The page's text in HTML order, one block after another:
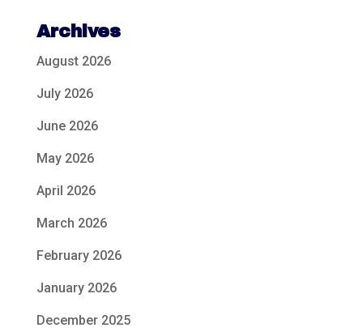
Archives
August 2026
July 2026
June 2026
May 2026
April 2026
March 2026
February 2026
January 2026
December 2025